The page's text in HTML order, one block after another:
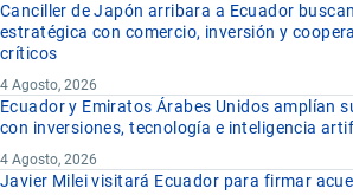
Canciller de Japón arribara a Ecuador
estratégica con comercio, inversión y
críticos
4 Agosto, 2026
Ecuador y Emiratos Árabes Unidos amplían
con inversiones, tecnología e inteligencia
4 Agosto, 2026
Javier Milei visitará Ecuador para firmar